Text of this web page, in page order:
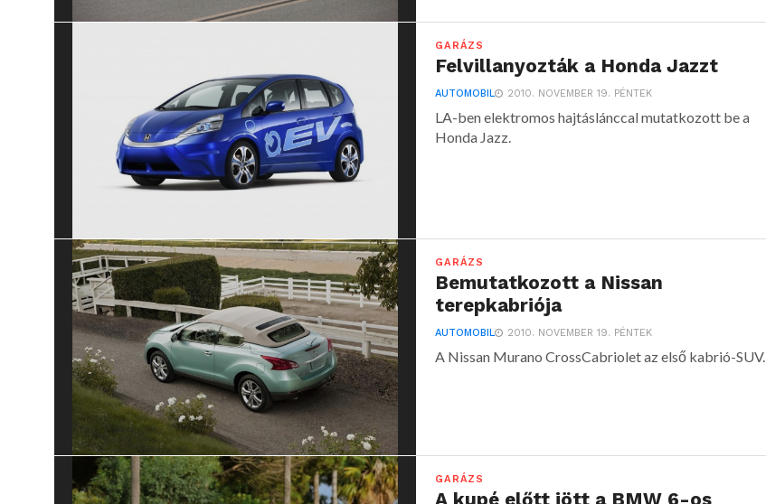
GARÁZS
Felvillanyozták a Honda Jazzt
AUTOMOBIL 2010. NOVEMBER 19. PÉNTEK
LA-ben elektromos hajtáslánccal mutatkozott be a
Honda Jazz.
GARÁZS
Bemutatkozott a Nissan
terepkabriója
AUTOMOBIL 2010. NOVEMBER 19. PÉNTEK
A Nissan Murano CrossCabriolet az első kabrió-SUV.
GARÁZS
A kupé előtt jött a BMW 6-os